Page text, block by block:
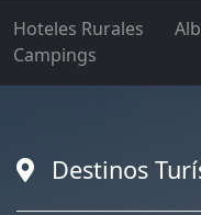
Hoteles Rurales
Campings
Destinos